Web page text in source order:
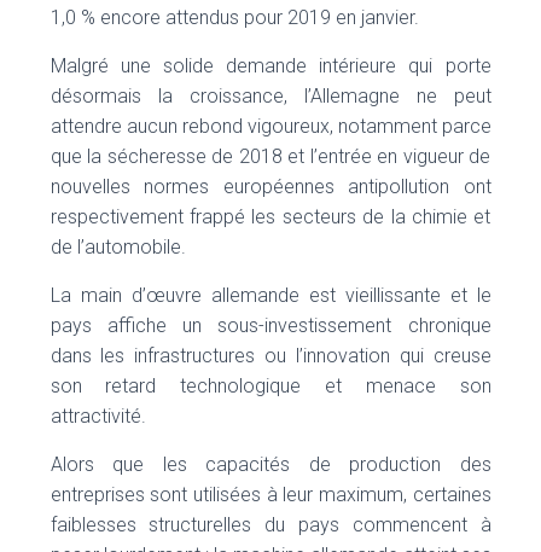
1,0 % encore attendus pour 2019 en janvier.
Malgré une solide demande intérieure qui porte
désormais la croissance, l’Allemagne ne peut
attendre aucun rebond vigoureux, notamment parce
que la sécheresse de 2018 et l’entrée en vigueur de
nouvelles normes européennes antipollution ont
respectivement frappé les secteurs de la chimie et
de l’automobile.
La main d’œuvre allemande est vieillissante et le
pays affiche un sous-investissement chronique
dans les infrastructures ou l’innovation qui creuse
son retard technologique et menace son
attractivité.
Alors que les capacités de production des
entreprises sont utilisées à leur maximum, certaines
faiblesses structurelles du pays commencent à